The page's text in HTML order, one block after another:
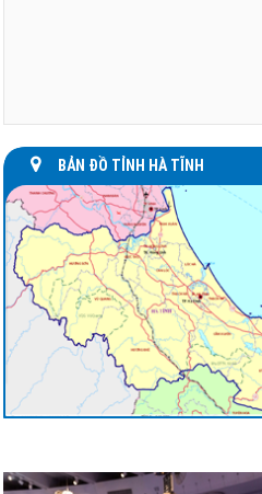
BẢN ĐỒ TỈNH HÀ TĨNH